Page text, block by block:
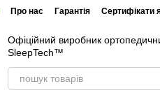
Про нас Гарантія Сертифікати
Офіційний виробник
SleepTech™